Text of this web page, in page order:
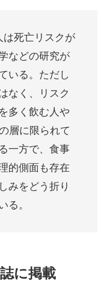
は死亡リスクが
などの研究が
いる。ただし
なく、リスク
多く飲む人や
層に限られて
一方で、食事
的側面も存在
みをどう折り
る。
に掲載